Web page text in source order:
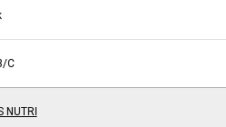
C
NUTRI